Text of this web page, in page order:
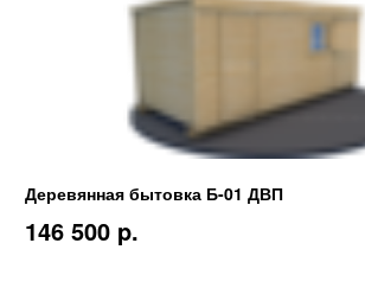
Деревянная бытовка Б-01 ДВП
146 500 p.